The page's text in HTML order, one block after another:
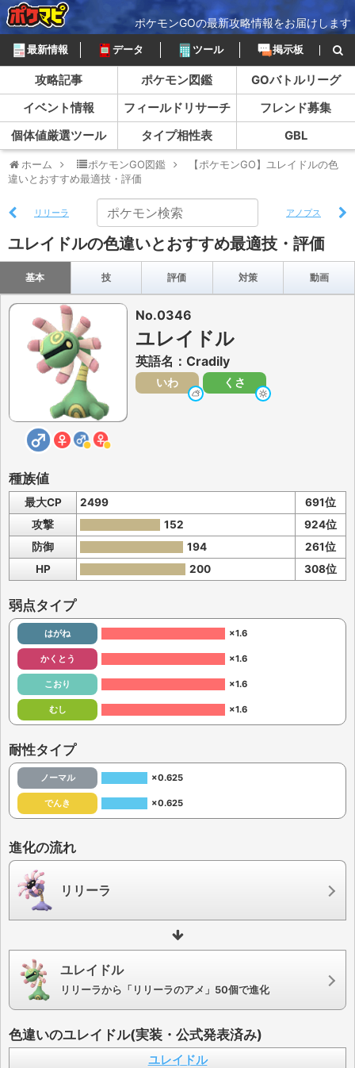
ポケモンGOの最新攻略情報をお届けします
最新情報 データ ツール 掲示板
攻略記事 ポケモン図鑑
GOバトルリーグ
イベント情報
フィールドリサーチ
フレンド募集
個体値厳選ツール
タイプ相性表 GBL
ホーム ポケモンGO図鑑
【ポケモンGO】ユレイドルの色
違いとおすすめ最適技・評価
リリーラ アノプス
ユレイドルの色違いとおすすめ最適技・評価
基本 技 評価 対策 動画
No.0346
ユレイドル
英語名：Cradily
いわ くさ
種族値
最大CP 2499
691位
攻撃
152
924位
防御
194
261位
HP
200 308位
弱点タイプ
はがね ×1.6
かくとう ×1.6
こおり ×1.6
むし ×1.6
耐性タイプ
ノーマル ×0.625
でんき ×0.625
進化の流れ
リリーラ
ユレイドル
リリーラから「リリーラのアメ」50個で進化
色違いのユレイドル(実装・公式発表済み)
ユレイドル